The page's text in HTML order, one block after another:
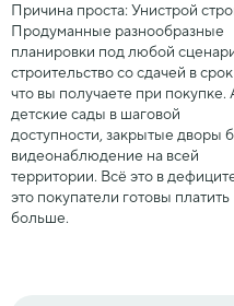
Причина проста: Унистрой
Продуманные разнообразные
планировки под любой
строительство со сдачей в
что вы получаете при
детские сады в шаговой
доступности, закрытые дворы
видеонаблюдение на всей
территории. Всё это в
это покупатели готовы платить
больше.